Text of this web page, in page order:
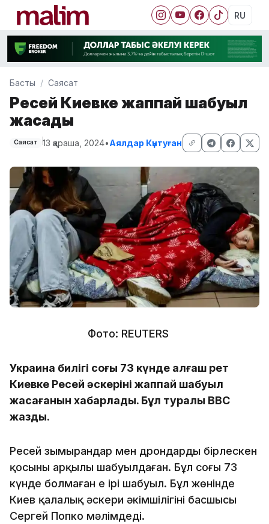
RU
Басты Саясат
Ресей Киевке жаппай шабуыл
жасады
Саясат 13 қараша, 2024•Аялдар Күнтуған
Фото: REUTERS
Украина билігі соңғы 73 күнде алғаш рет
Киевке Ресей әскерінің жаппай шабуыл
жасағанын хабарлады. Бұл туралы ВВС
жазды.
Ресей зымырандар мен дрондардың бірлескен
қосыны арқылы шабуылдаған. Бұл соңғы 73
күнде болмаған ең ірі шабуыл. Бұл жөнінде
Киев қалалық әскери әкімшілігінің басшысы
Сергей Попко мәлімдеді.